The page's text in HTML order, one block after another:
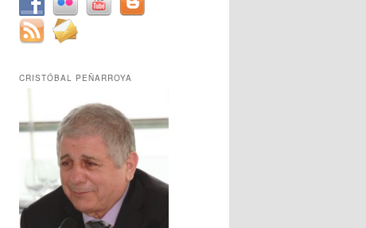
CRISTÓBAL PEÑARROYA